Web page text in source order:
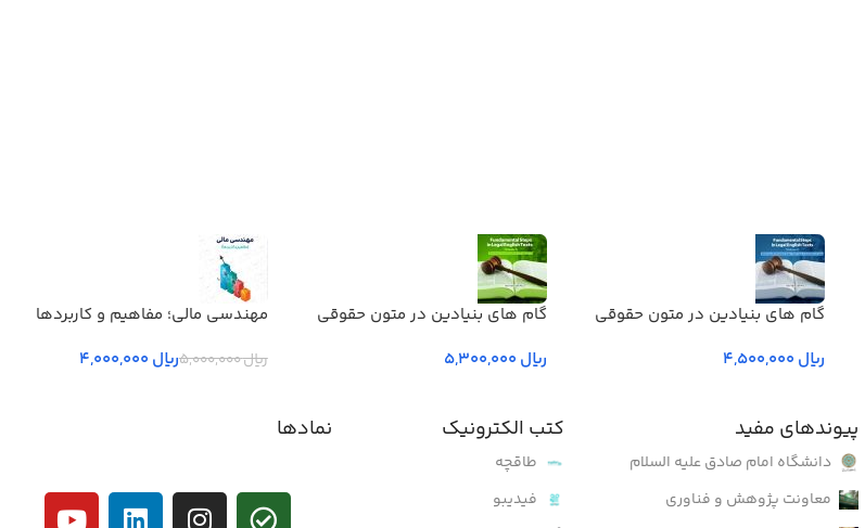
گام های بنیادین در متون حقوقي
ریال
گام های بنیادین در متون حقوقي
ریال
مهندسی مالی؛ مفاهیم و کاربردها
ریال5,000,000 ریال
پیوندهای مفید
دانشگاه امام صادق علیه السلام
معاونت پژوهش و فناوری
کتب الکترونیک
طاقچه
فیدیبو
نمادها